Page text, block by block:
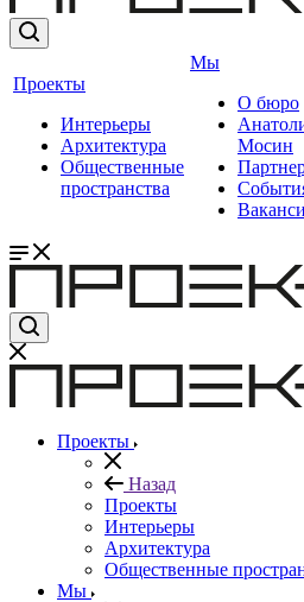
Проекты
Интерьеры
Архитектура
Общественные
пространства
Мы
О бюро
Мосин
Проекты
Назад
Проекты
Интерьеры
Архитектура
Общественные
Мы